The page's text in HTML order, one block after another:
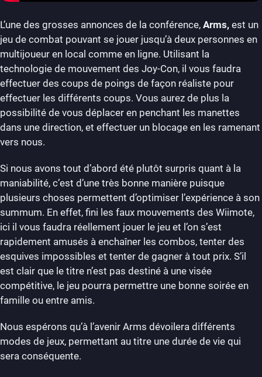
L’une des grosses annonces de la conférence, Arms, est un
jeu de combat pouvant se jouer jusqu’à deux personnes en
multijoueur en local comme en ligne. Utilisant la
technologie de mouvement des Joy-Con, il vous faudra
effectuer des coups de poings de façon réaliste pour
effectuer les différents coups. Vous aurez de plus la
possibilité de vous déplacer en penchant les manettes
dans une direction, et effectuer un blocage en les ramenant
vers nous.
Si nous avons tout d’abord été plutôt surpris quant à la
maniabilité, c’est d’une très bonne manière puisque
plusieurs choses permettent d’optimiser l’expérience à son
summum. En effet, fini les faux mouvements des Wiimote,
ici il vous faudra réellement jouer le jeu et l’on s’est
rapidement amusés à enchaîner les combos, tenter des
esquives impossibles et tenter de gagner à tout prix. S’il
est clair que le titre n’est pas destiné à une visée
compétitive, le jeu pourra permettre une bonne soirée en
famille ou entre amis.
Nous espérons qu’à l’avenir Arms dévoilera différents
modes de jeux, permettant au titre une durée de vie qui
sera conséquente.